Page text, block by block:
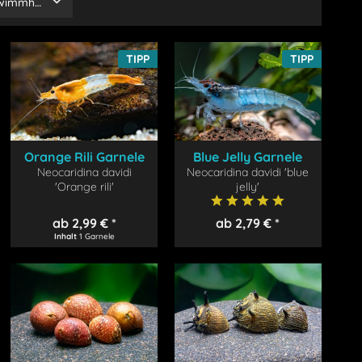
Kongo
Venezuela
Malaysia
Japan
Vietnam
Unten
TIPP
Orange Rili Garnele
Neocaridina davidi
'Orange rili'
ab 2,99 € *
Inhalt 1 Garnele
TIPP
Blue Jelly Garnele
Neocaridina davidi 'blue
jelly'
ab 2,79 € *